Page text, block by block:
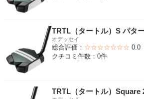
TRTL（タートル）S パタ
オデッセイ
総合評価： ☆☆☆☆☆☆☆ 0.0
クチコミ件数：0件
TRTL（タートル）Square